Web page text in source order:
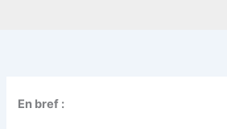
En bref :